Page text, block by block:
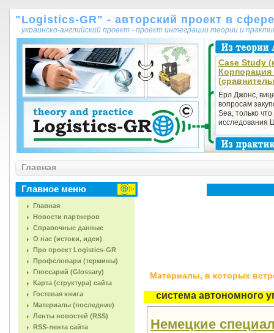
"Logistics-GR" - авторский проект в
украинско-английский проект - проект интеграции теории и
Case Study
Корпорация
Ерл Джонс,
вопросам
Sea, только
исследования
Главная
Главное меню
Главная
Новости партнеров
Справочные данные
О нас (истоки, идеи)
Про проект Logistics-GR
Профсловари (термины)
Глоссарий (Glossary)
Карта (структура) сайта
Гостевая книга
Материалы (последние)
Ленты новостей (RSS)
RSS-лента сайта
Материалы, в которых
система автономного
Немецкие